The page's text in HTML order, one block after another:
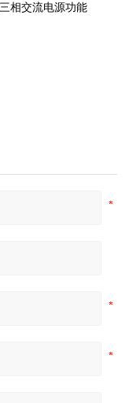
相交流电源功能